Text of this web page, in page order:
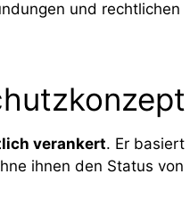
und rechtlichen
verankert. Er basiert
ihnen den Status von